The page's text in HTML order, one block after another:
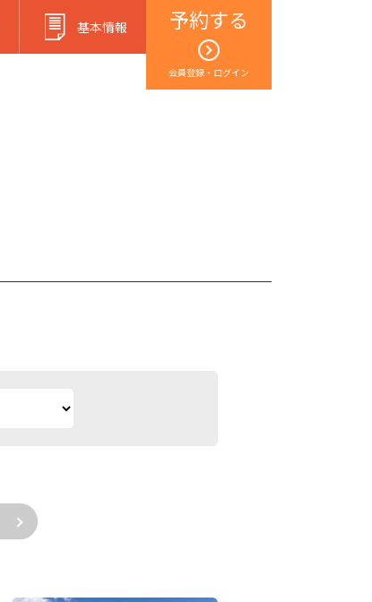
予約する
会員登録・ログイン
基本情報